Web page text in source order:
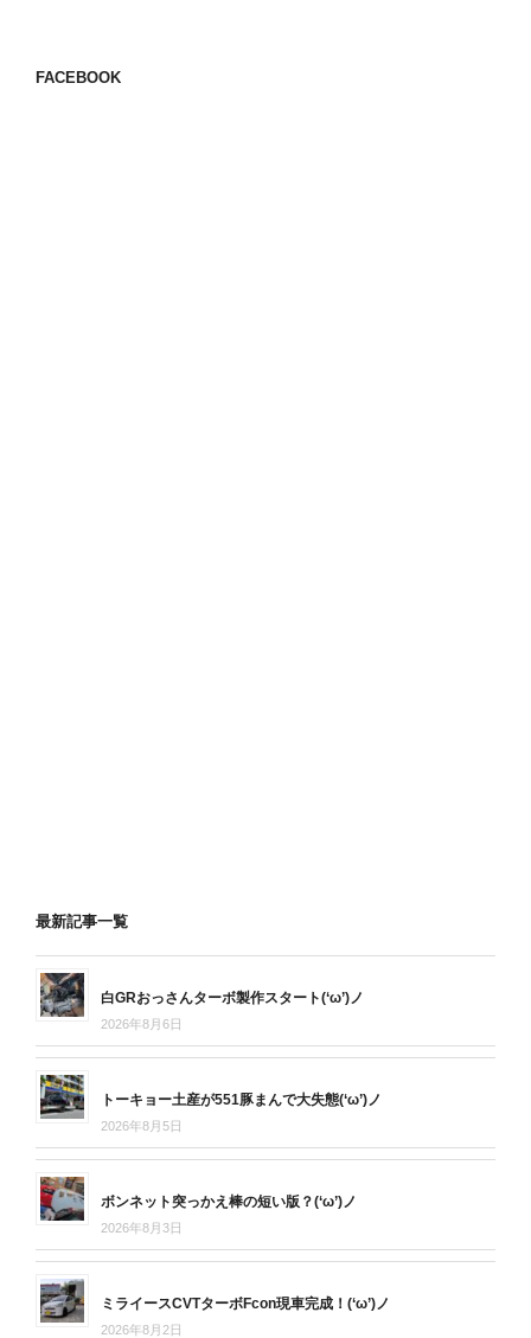
FACEBOOK
最新記事一覧
白GRおっさんターボ製作スタート(‘ω’)ノ
2026年8月6日
トーキョー土産が551豚まんで大失態(‘ω’)ノ
2026年8月5日
ボンネット突っかえ棒の短い版？(‘ω’)ノ
2026年8月3日
ミライースCVTターボFcon現車完成！(‘ω’)ノ
2026年8月2日